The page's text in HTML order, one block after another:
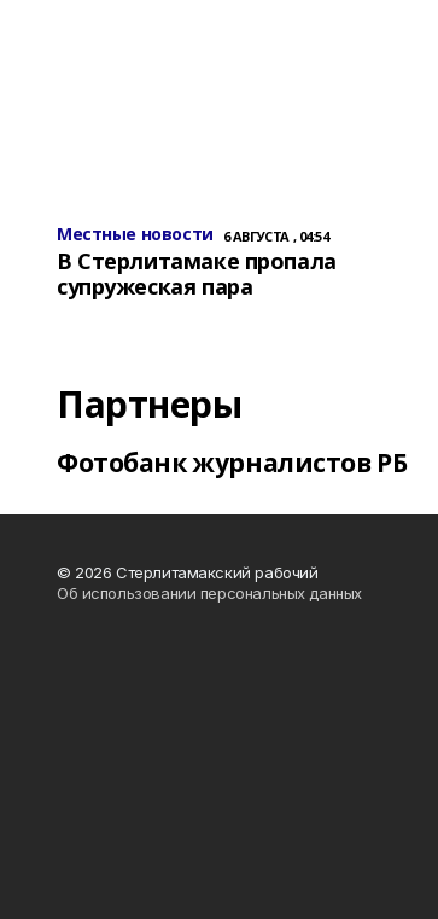
Местные новости 6 АВГУСТА , 04:54
В Стерлитамаке пропала
супружеская пара
Партнеры
Фотобанк журналистов РБ
© 2026 Стерлитамакский рабочий
Об использовании персональных данных